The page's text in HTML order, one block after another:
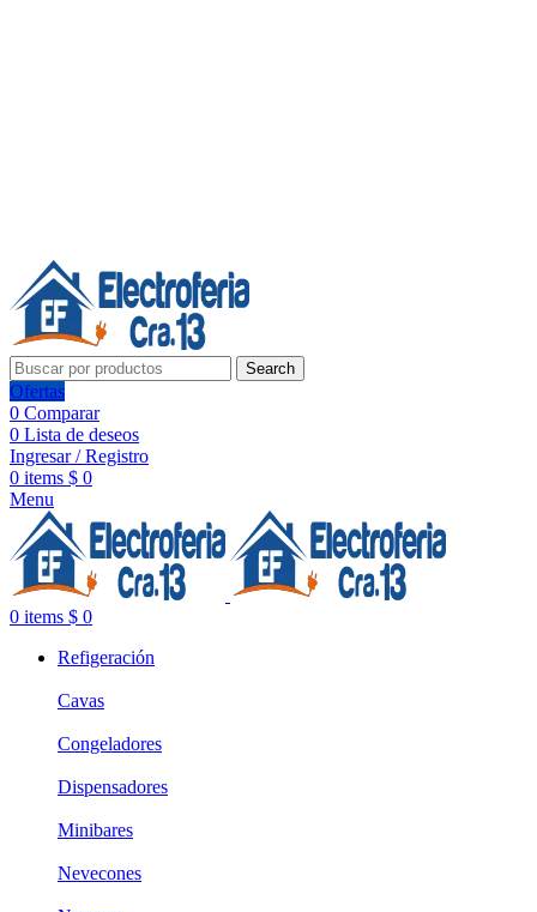
Search
Ofertas
0 Comparar
0 Lista de deseos
Ingresar / Registro
0 items $ 0
Menu
0 items $ 0
Refigeración
Cavas
Congeladores
Dispensadores
Minibares
Nevecones